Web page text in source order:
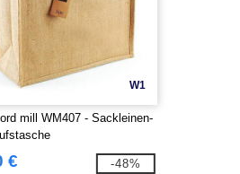
W1
mill WM407 - Sackleinen-
€ -48%